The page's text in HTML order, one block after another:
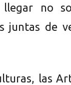
llegar no
juntas de
las